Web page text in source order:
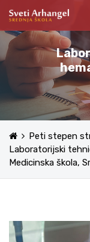
Peti stepen
Laboratorijski
Medicinska škola,